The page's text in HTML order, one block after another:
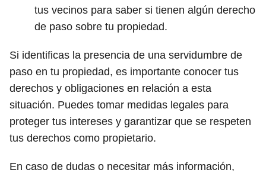
tus vecinos para saber si tienen algún derecho
de paso sobre tu propiedad.
Si identificas la presencia de una servidumbre de
paso en tu propiedad, es importante conocer tus
derechos y obligaciones en relación a esta
situación. Puedes tomar medidas legales para
proteger tus intereses y garantizar que se respeten
tus derechos como propietario.
En caso de dudas o necesitar más información,